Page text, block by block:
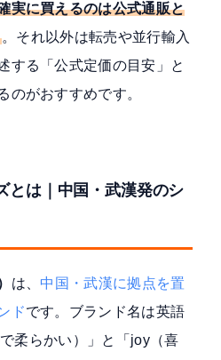
実に買えるのは公式通販と
。それ以外は転売や並行輸入
する「公式定価の目安」と
のがおすすめです。
とは｜中国・武漢発のシ
は、 中国・武漢に拠点を置
ドです。ブランド名は英語
柔らかい）」と「joy（喜